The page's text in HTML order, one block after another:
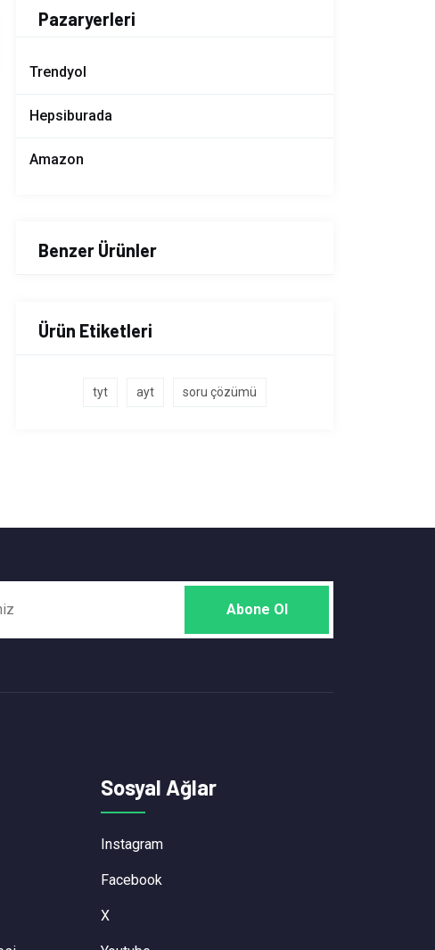
Pazaryerleri
Trendyol
Hepsiburada
Amazon
Benzer Ürünler
Ürün Etiketleri
tyt ayt soru çözümü
Sosyal Ağlar
Instagram
Facebook
X